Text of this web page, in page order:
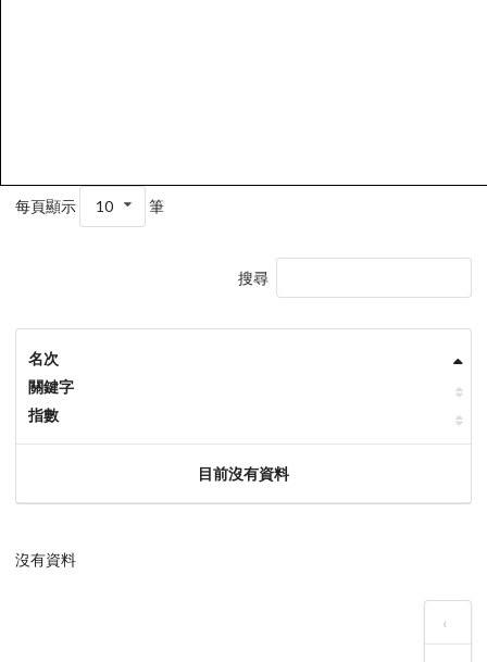
每頁顯示 10 筆
搜尋
名次
關鍵字
指數
目前沒有資料
沒有資料
‹